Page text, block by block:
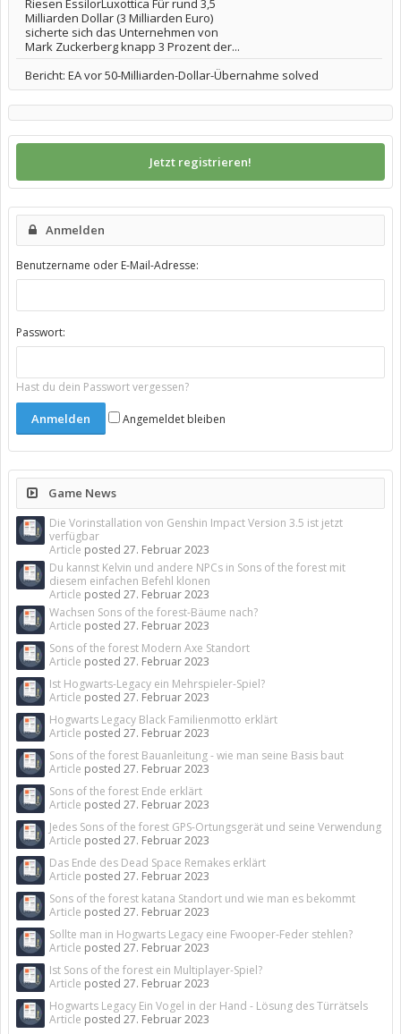
Riesen EssilorLuxottica Für rund 3,5
Milliarden Dollar (3 Milliarden Euro)
sicherte sich das Unternehmen von
Mark Zuckerberg knapp 3 Prozent der...
Bericht: EA vor 50-Milliarden-Dollar-Übernahme solved
Jetzt registrieren!
Anmelden
Benutzername oder E-Mail-Adresse:
Passwort:
Hast du dein Passwort vergessen?
Angemeldet bleiben
Game News
Die Vorinstallation von Genshin Impact Version 3.5 ist jetzt
verfügbar
Article posted 27. Februar 2023
Du kannst Kelvin und andere NPCs in Sons of the forest mit
diesem einfachen Befehl klonen
Article posted 27. Februar 2023
Wachsen Sons of the forest-Bäume nach?
Article posted 27. Februar 2023
Sons of the forest Modern Axe Standort
Article posted 27. Februar 2023
Ist Hogwarts-Legacy ein Mehrspieler-Spiel?
Article posted 27. Februar 2023
Hogwarts Legacy Black Familienmotto erklärt
Article posted 27. Februar 2023
Sons of the forest Bauanleitung - wie man seine Basis baut
Article posted 27. Februar 2023
Sons of the forest Ende erklärt
Article posted 27. Februar 2023
Jedes Sons of the forest GPS-Ortungsgerät und seine Verwendung
Article posted 27. Februar 2023
Das Ende des Dead Space Remakes erklärt
Article posted 27. Februar 2023
Sons of the forest katana Standort und wie man es bekommt
Article posted 27. Februar 2023
Sollte man in Hogwarts Legacy eine Fwooper-Feder stehlen?
Article posted 27. Februar 2023
Ist Sons of the forest ein Multiplayer-Spiel?
Article posted 27. Februar 2023
Hogwarts Legacy Ein Vogel in der Hand - Lösung des Türrätsels
Article posted 27. Februar 2023